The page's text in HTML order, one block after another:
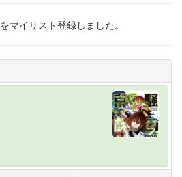
をマイリスト登録しました。